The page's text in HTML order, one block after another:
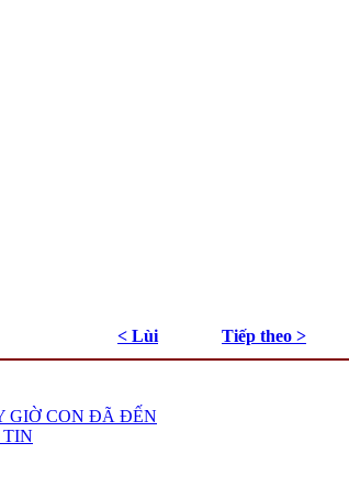
< Lùi Tiếp theo >
GIỜ CON ĐÃ ĐẾN